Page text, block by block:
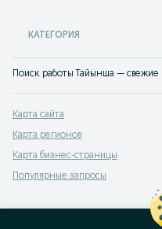
КАТЕГОРИЯ
Поиск работы Тайынша — свежие
Карта сайта
Карта регионов
Карта бизнес-страницы
Популярные запросы